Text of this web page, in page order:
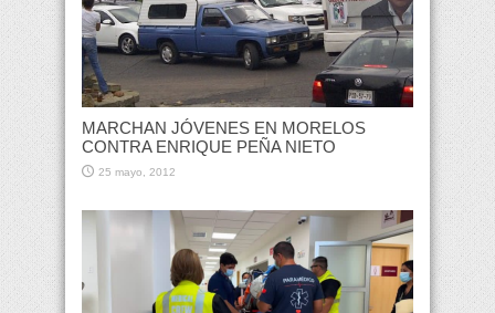
MARCHAN JÓVENES EN MORELOS
CONTRA ENRIQUE PEÑA NIETO
25 mayo, 2012